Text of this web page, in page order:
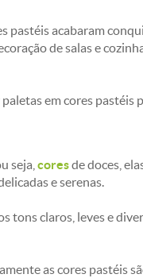
pastéis acabaram
de salas e
em cores pastéis
seja, coresde doces,
e serenas.
tons claros, leves e
as cores pastéis